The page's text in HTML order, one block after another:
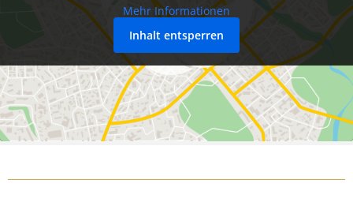
Mehr Informationen
Inhalt entsperren